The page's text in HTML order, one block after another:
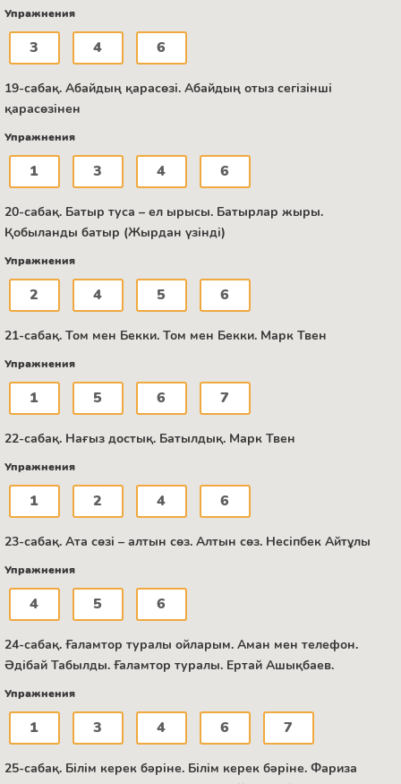
Упражнения
3 4 6
19-сабақ. Абайдың қарасөзі. Абайдың отыз сегізінші
қарасөзінен
Упражнения
1 3 4 6
20-сабақ. Батыр туса – ел ырысы. Батырлар жыры.
Қобыланды батыр (Жырдан үзінді)
Упражнения
2 4 5 6
21-сабақ. Том мен Бекки. Том мен Бекки. Марк Твен
Упражнения
1 5 6 7
22-сабақ. Нағыз достық. Батылдық. Марк Твен
Упражнения
1 2 4 6
23-сабақ. Ата сөзі – алтын сөз. Алтын сөз. Несіпбек Айтұлы
Упражнения
4 5 6
24-сабақ. Ғаламтор туралы ойларым. Аман мен телефон.
Әдібай Табылды. Ғаламтор туралы. Ертай Ашықбаев.
Упражнения
1 3 4 6 7
25-сабақ. Білім керек бәріне. Білім керек бәріне. Фариза